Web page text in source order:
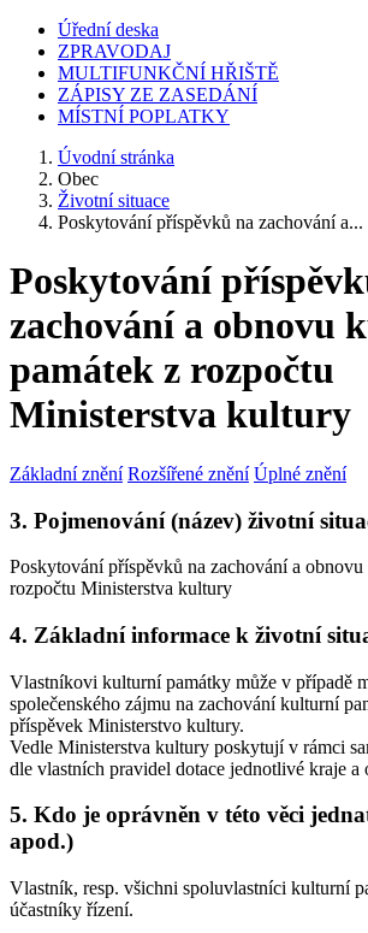
Úřední deska
ZPRAVODAJ
MULTIFUNKČNÍ HŘIŠTĚ
ZÁPISY ZE ZASEDÁNÍ
MÍSTNÍ POPLATKY
Úvodní stránka
Obec
Životní situace
Poskytování příspěvků na zachování a...
Poskytování
zachování a obnovu
památek z rozpočtu
Ministerstva kultury
Základní znění Rozšířené znění Úplné znění
3. Pojmenování (název) životní
Poskytování příspěvků na zachování a
rozpočtu Ministerstva kultury
4. Základní informace k životní
Vlastníkovi kulturní památky může v případě
společenského zájmu na zachování kulturní
příspěvek Ministerstvo kultury.
Vedle Ministerstva kultury poskytují v rámci
dle vlastních pravidel dotace jednotlivé kraje a
5. Kdo je oprávněn v této věci
apod.)
Vlastník, resp. všichni spoluvlastníci kulturní
účastníky řízení.